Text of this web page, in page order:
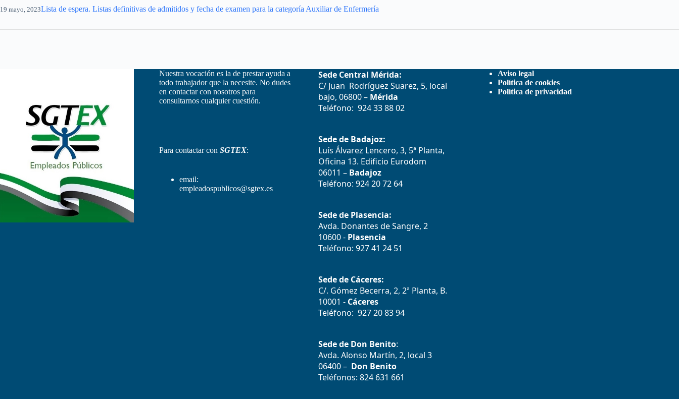
19 mayo, 2023Lista de espera. Listas definitivas de admitidos y fecha de examen para la categoría Auxiliar de Enfermería
Nuestra vocación es la de prestar ayuda a
todo trabajador que la necesite. No dudes
en contactar con nosotros para
consultarnos cualquier cuestión.
Para contactar con SGTEX:
email:
empleadospublicos@sgtex.es
Sede Central Mérida:
C/ Juan Rodríguez Suarez, 5, local
bajo, 06800 – Mérida
Teléfono: 924 33 88 02
Sede de Badajoz:
Luís Álvarez Lencero, 3, 5ª Planta,
Oficina 13. Edificio Eurodom
06011 – Badajoz
Teléfono: 924 20 72 64
Sede de Plasencia:
Avda. Donantes de Sangre, 2
10600 -Plasencia
Teléfono: 927 41 24 51
Sede de Cáceres:
C/. Gómez Becerra, 2, 2ª Planta, B.
10001 -Cáceres
Teléfono: 927 20 83 94
Sede de Don Benito:
Avda. Alonso Martín, 2, local 3
06400 – Don Benito
Teléfonos: 824 631 661
Aviso legal
Política de cookies
Política de privacidad